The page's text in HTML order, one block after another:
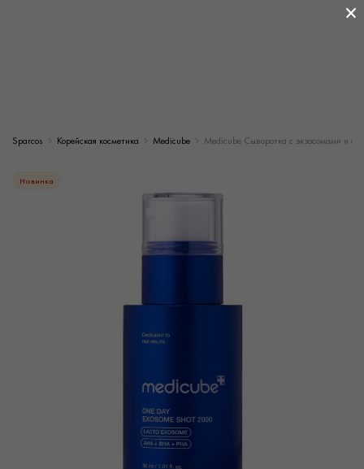
Sparcos Корейская косметика Medicube Medicube Сыворотка с экзосомами и
Новинка
×